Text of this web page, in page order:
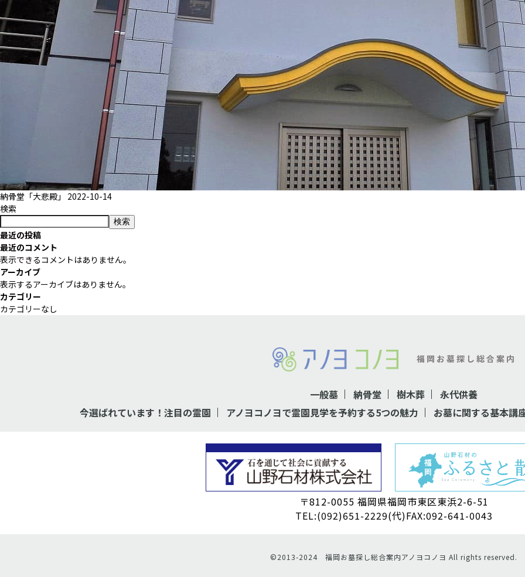
納骨堂「大悲殿」
2022-10-14
検索
検索
最近の投稿
最近のコメント
表示できるコメントはありません。
アーカイブ
表示するアーカイブはありません。
カテゴリー
カテゴリーなし
福岡お墓探し総合案内
一般墓 納骨堂 樹木葬
永代供養
今選ばれています！注目の霊園
アノヨコノヨで霊園見学を予約する5つの魅力 お墓に関する基本講
〒812-0055 福岡県福岡市東区東浜2-6-51
TEL:(092)651-2229(代)FAX:092-641-0043
©2013-2024 福岡お墓探し総合案内アノヨコノヨ All rights reserved.